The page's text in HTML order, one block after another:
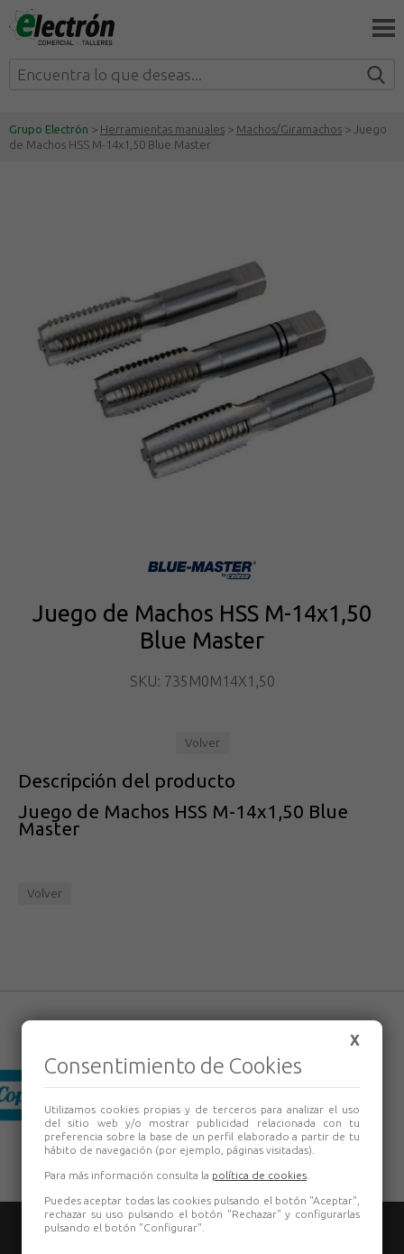
Grupo Electrón > Herramientas manuales > Machos/Giramachos > Juego
de Machos HSS M-14x1,50 Blue Master
Juego de Machos HSS M-14x1,50
Blue Master
SKU: 735M0M14X1,50
Volver
Descripción del producto
Juego de Machos HSS M-14x1,50 Blue
Master
Volver
X
Consentimiento de Cookies
Utilizamos cookies propias y de terceros para analizar el uso
del sitio web y/o mostrar publicidad relacionada con tu
preferencia sobre la base de un perfil elaborado a partir de tu
hábito de navegación (por ejemplo, páginas visitadas).
Para más información consulta la política de cookies
Puedes aceptar todas las cookies pulsando el botón "Aceptar",
rechazar su uso pulsando el botón "Rechazar" y configurarlas
pulsando el botón "Configurar".